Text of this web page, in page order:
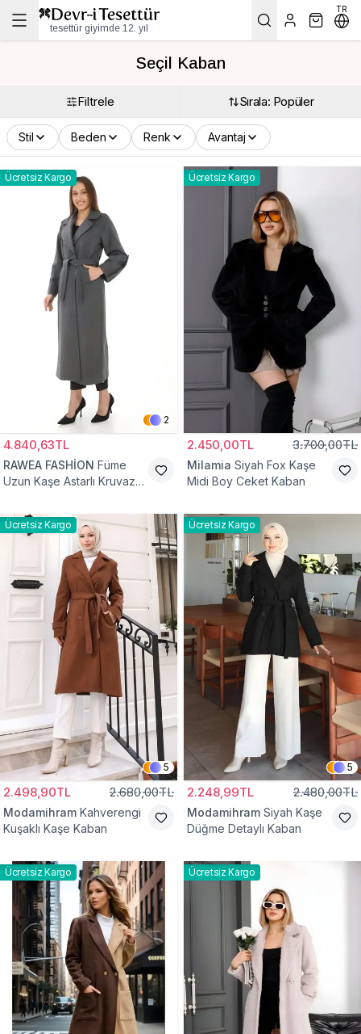
tesettür giyimde 12. yıl
TR
Seçil Kaban
Filtrele Sırala: Popüler
Stil Beden Renk Avantaj
Ücretsiz Kargo
2
4.840,63TL
RAWEA FASHİON Füme
Uzun Kaşe Astarlı Kruvaze
Ücretsiz Kargo
2.450,00TL 3.700,00TL
Milamia Siyah Fox Kaşe
Midi Boy Ceket Kaban
Ücretsiz Kargo
5
2.498,90TL 2.680,00TL
Modamihram Kahverengi
Kuşaklı Kaşe Kaban
Ücretsiz Kargo
5
2.248,99TL 2.480,00TL
Modamihram Siyah Kaşe
Düğme Detaylı Kaban
Ücretsiz Kargo Ücretsiz Kargo